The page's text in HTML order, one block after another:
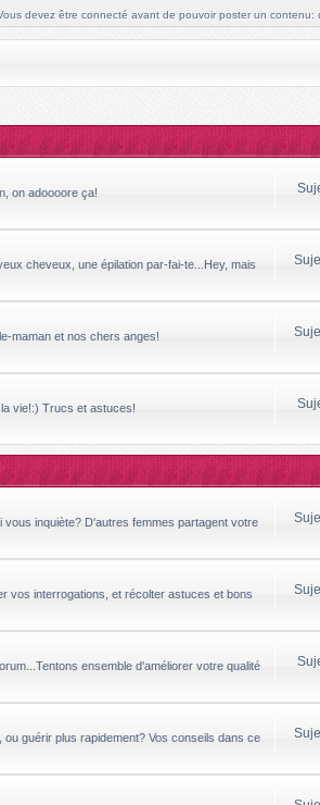
devez être connecté avant de pouvoir poster un contenu:
on adoooore ça!
cheveux, une épilation par-fai-te...Hey, mais
maman et nos chers anges!
vie!:) Trucs et astuces!
inquiète? D'autres femmes partagent votre
vos interrogations, et récolter astuces et bons
ensemble d'améliorer votre qualité
guérir plus rapidement? Vos conseils dans ce